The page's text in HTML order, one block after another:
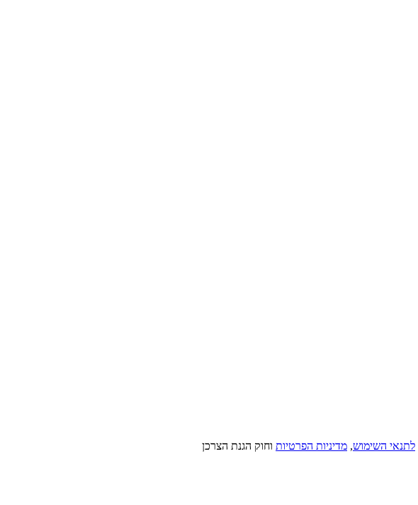
לתנאי השימוש, מדיניות הפרטיות וחוק הגנת הצרכן